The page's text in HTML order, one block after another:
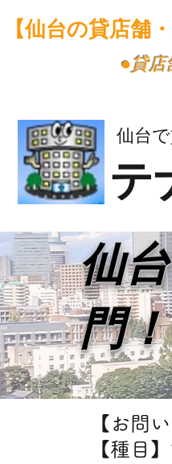
【仙台の貸店舗
​●貸店
仙台
テ
【お問
【種目
仙
門！